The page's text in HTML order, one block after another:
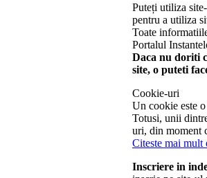
Puteți utiliza
pentru a utiliza
Toate
Portalul
Daca nu doriti
site, o puteti
Cookie-uri
Un cookie este
Totusi, unii
uri, din moment
Citeste mai mult
Inscriere in